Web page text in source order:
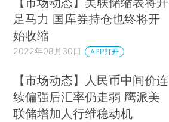
足马力 国库券持仓也终将开
始收缩
2022年08月30日 APP打开
【市场动态】人民币中间价连
续偏强后汇率仍走弱 鹰派美
联储增加人行维稳动机